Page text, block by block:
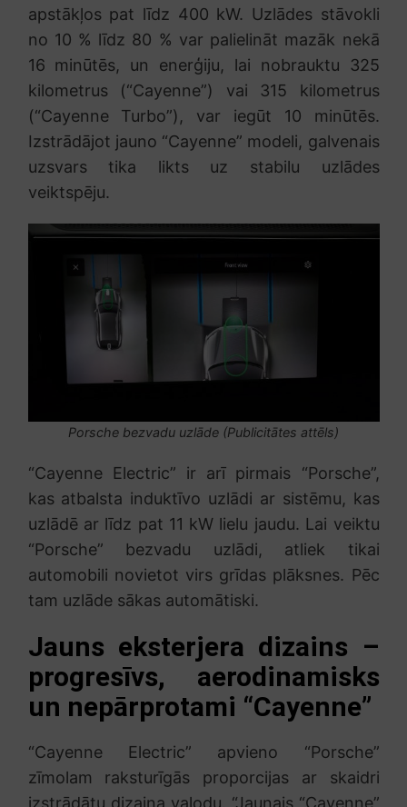
apstākļos pat līdz 400 kW. Uzlādes stāvokli
no 10 % līdz 80 % var palielināt mazāk nekā
16 minūtēs, un enerģiju, lai nobrauktu 325
kilometrus (“Cayenne”) vai 315 kilometrus
(“Cayenne Turbo”), var iegūt 10 minūtēs.
Izstrādājot jauno “Cayenne” modeli, galvenais
uzsvars tika likts uz stabilu uzlādes
veiktspēju.
Porsche bezvadu uzlāde (Publicitātes attēls)
“Cayenne Electric” ir arī pirmais “Porsche”,
kas atbalsta induktīvo uzlādi ar sistēmu, kas
uzlādē ar līdz pat 11 kW lielu jaudu. Lai veiktu
“Porsche” bezvadu uzlādi, atliek tikai
automobili novietot virs grīdas plāksnes. Pēc
tam uzlāde sākas automātiski.
Jauns eksterjera dizains –
progresīvs, aerodinamisks
un nepārprotami “Cayenne”
“Cayenne Electric” apvieno “Porsche”
zīmolam raksturīgās proporcijas ar skaidri
izstrādātu dizaina valodu. “Jaunais “Cayenne”